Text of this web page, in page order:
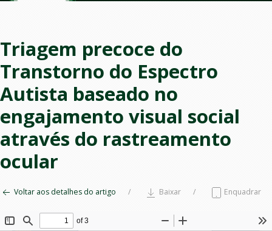
Triagem precoce do
Transtorno do Espectro
Autista baseado no
engajamento visual social
através do rastreamento
ocular
Voltar aos detalhes do artigo Baixar Enquadrar